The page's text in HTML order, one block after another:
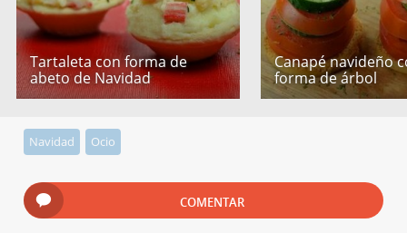
Tartaleta con forma de
abeto de Navidad
Canapé navideño
forma de árbol
Navidad Ocio
COMENTAR